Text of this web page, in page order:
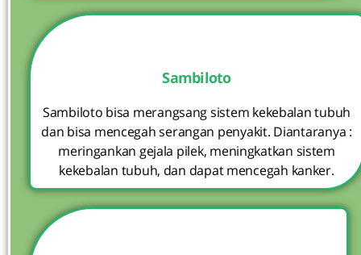
Sambiloto
Sambiloto bisa merangsang sistem kekebalan tubuh
dan bisa mencegah serangan penyakit. Diantaranya :
meringankan gejala pilek, meningkatkan sistem
kekebalan tubuh, dan dapat mencegah kanker.